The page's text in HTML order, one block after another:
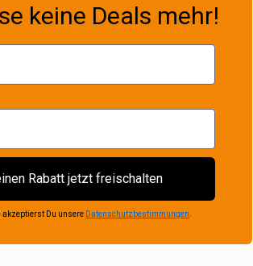
keine Deals mehr!
Rabatt jetzt freischalten
akzeptierst Du unsere Datenschutzbestimmungen